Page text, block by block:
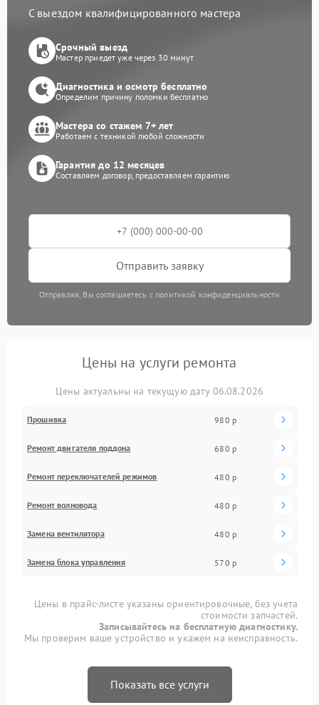
С выездом квалифицированного мастера
Срочный выезд
Мастер приедет уже через 30 минут
Диагностика и осмотр бесплатно
Определим причину поломки бесплатно
Мастера со стажем 7+ лет
Работаем с техникой любой сложности
Гарантия до 12 месяцев
Составляем договор, предоставляем гарантию
Отправить заявку
Отправляя, Вы соглашаетесь с политикой конфиденциальности
Цены на услуги ремонта
Цены актуальны на текущую дату 06.08.2026
Прошивка 980 р
Ремонт двигателя поддона 680 р
Ремонт переключателей режимов 480 р
Ремонт волновода 480 р
Замена вентилятора 480 р
Замена блока управления 570 р
Цены в прайс-листе указаны ориентировочные, без учета
стоимости запчастей.
Записывайтесь на бесплатную диагностику.
Мы проверим ваше устройство и укажем на неисправность.
Показать все услуги